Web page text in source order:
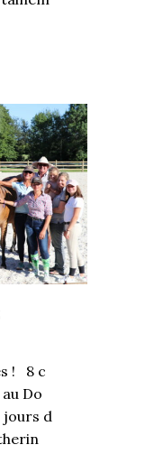
! 8 c
Do
jours d